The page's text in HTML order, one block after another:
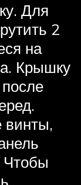
Для
2
на
Крышку
винты,
Чтобы